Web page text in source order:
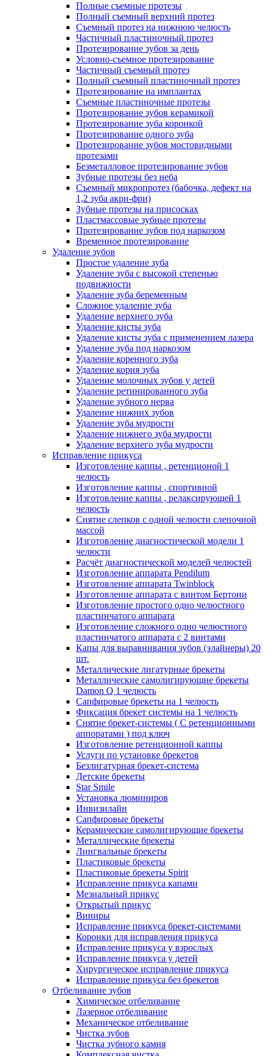
Полные съемные протезы
Полный съемный верхний протез
Съемный протез на нижнюю челюсть
Частичный пластиночный протез
Протезирование зубов за день
Условно-съемное протезирование
Частичный съемный протез
Полный съемный пластиночный протез
Протезирование на имплантах
Съемные пластиночные протезы
Протезирование зубов керамикой
Протезирование зуба коронкой
Протезирование одного зуба
Протезирование зубов мостовидными
протезами
Безметалловое протезирование зубов
Зубные протезы без неба
Съемный микропротез (бабочка, дефект на
1,2 зуба акри-фри)
Зубные протезы на присосках
Пластмассовые зубные протезы
Протезирование зубов под наркозом
Временное протезирование
Удаление зубов
Простое удаление зуба
Удаление зуба с высокой степенью
подвижности
Удаление зуба беременным
Сложное удаление зуба
Удаление верхнего зуба
Удаление кисты зуба
Удаление кисты зуба с применением лазера
Удаление зуба под наркозом
Удаление коренного зуба
Удаление корня зуба
Удаление молочных зубов у детей
Удаление ретинированного зуба
Удаление зубного нерва
Удаление нижних зубов
Удаление зуба мудрости
Удаление нижнего зуба мудрости
Удаление верхнего зуба мудрости
Исправление прикуса
Изготовление каппы , ретенционой 1
челюсть
Изготовление каппы , спортивной
Изготовление каппы , релаксирующей 1
челюсть
Снятие слепков с одной челюсти слепочной
массой
Изготовление диагностической модели 1
челюсти
Расчёт диагностической моделей челюстей
Изготовление аппарата Pendilum
Изготовление аппарата Twinblock
Изготовление аппарата с винтом Бертони
Изготовление простого одно челюстного
пластинчатого аппарата
Изготовление сложного одно челюстного
пластинчатого аппарата с 2 винтами
Капы для выравнивания зубов (элайнеры) 20
шт.
Металлические лигатурные брекеты
Металлические самолигирующие брекеты
Damon Q 1 челюсть
Сапфировые брекеты на 1 челюсть
Фиксация брекет системы на 1 челюсть
Снятие брекет-системы ( С ретенционными
аппоратами ) под ключ
Изготовление ретенционной каппы
Услуги по установке брекетов
Безлигатурная брекет-система
Детские брекеты
Star Smile
Установка люминиров
Инвизилайн
Сапфировые брекеты
Керамические самолигирующие брекеты
Металлические брекеты
Лингвальные брекеты
Пластиковые брекеты
Пластиковые брекеты Spirit
Исправление прикуса капами
Мезиальный прикус
Открытый прикус
Виниры
Исправление прикуса брекет-системами
Коронки для исправления прикуса
Исправление прикуса у взрослых
Исправление прикуса у детей
Хирургическое исправление прикуса
Исправление прикуса без брекетов
Отбеливание зубов
Химическое отбеливание
Лазерное отбеливание
Механическое отбеливание
Чистка зубов
Чистка зубного камня